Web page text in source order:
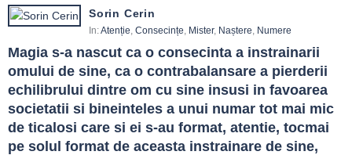
Sorin Cerin
In:Atenție, Consecințe, Mister, Naștere, Numere
Magia s-a nascut ca o consecinta a instrainarii
omului de sine, ca o contrabalansare a pierderii
echilibrului dintre om cu sine insusi in favoarea
societatii si bineinteles a unui numar tot mai mic
de ticalosi care si ei s-au format, atentie, tocmai
pe solul format de aceasta instrainare de sine,